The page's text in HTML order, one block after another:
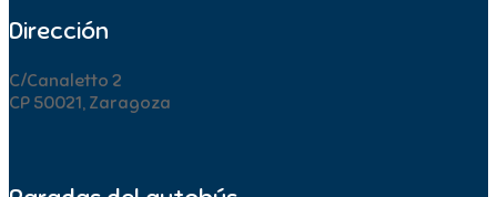
Dirección
C/Canaletto 2
CP 50021, Zaragoza